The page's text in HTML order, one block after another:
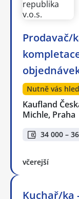
Prodavač/
Nutně vás
Kaufland
Michle, Praha
34 000 –
včerejší
Kuchař/ka